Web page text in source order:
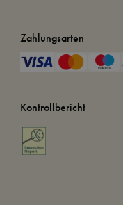
Zahlungsarten
Kontrollbericht